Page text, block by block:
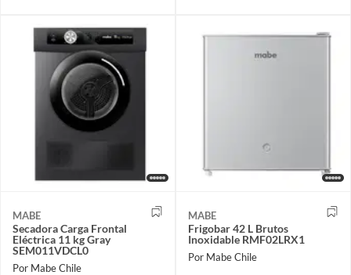
MABE
Secadora Carga Frontal
Eléctrica 11 kg Gray
SEM011VDCL0
Por Mabe Chile
MABE
Frigobar 42 L Brutos
Inoxidable RMF02LRX1
Por Mabe Chile